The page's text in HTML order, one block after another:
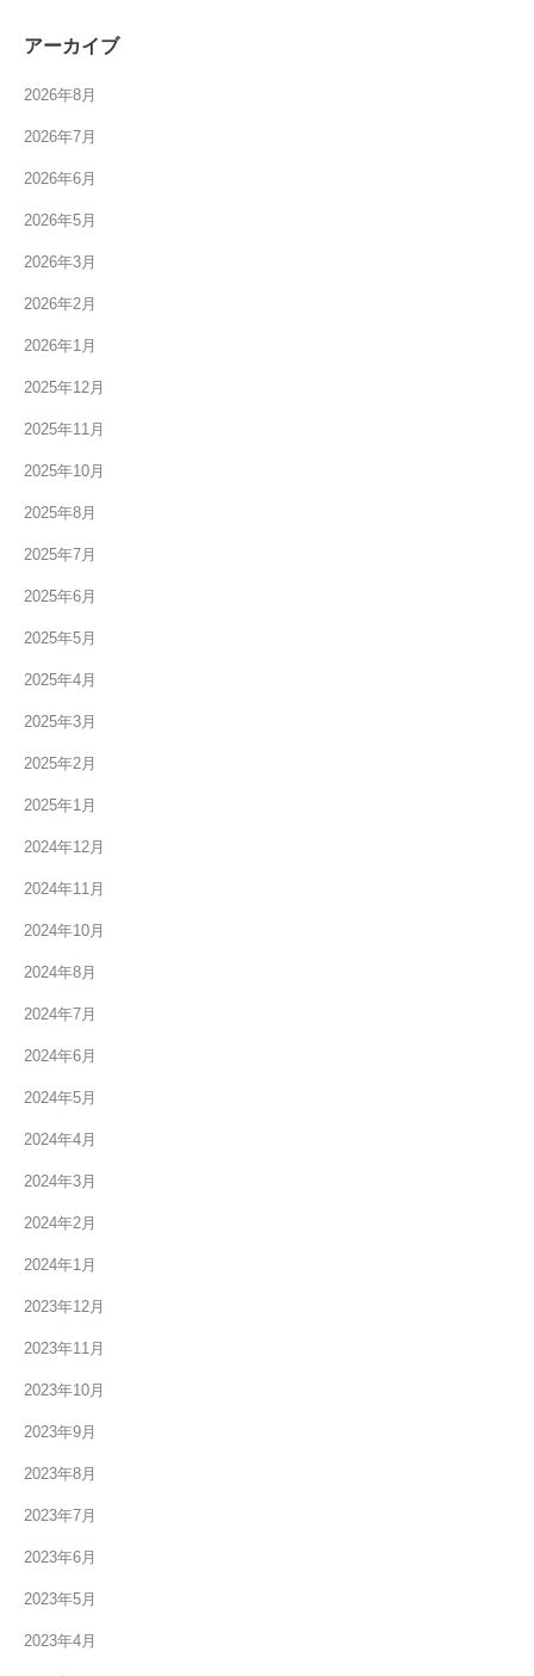
アーカイブ
2026年8月
2026年7月
2026年6月
2026年5月
2026年3月
2026年2月
2026年1月
2025年12月
2025年11月
2025年10月
2025年8月
2025年7月
2025年6月
2025年5月
2025年4月
2025年3月
2025年2月
2025年1月
2024年12月
2024年11月
2024年10月
2024年8月
2024年7月
2024年6月
2024年5月
2024年4月
2024年3月
2024年2月
2024年1月
2023年12月
2023年11月
2023年10月
2023年9月
2023年8月
2023年7月
2023年6月
2023年5月
2023年4月